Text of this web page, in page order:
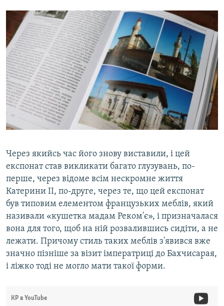
Через якийсь час його знову виставили, і цей
експонат став викликати багато глузувань, по-
перше, через відоме всім нескромне життя
Катерини II, по-друге, через те, що цей експонат
був типовим елементом французьких меблів, який
називали «кушетка мадам Реком'є», і призначалася
вона для того, щоб на ній розвалившись сидіти, а не
лежати. Причому стиль таких меблів з'явився вже
значно пізніше за візит імператриці до Бахчисарая,
і ліжко тоді не могло мати такої форми.
КР в YouTube